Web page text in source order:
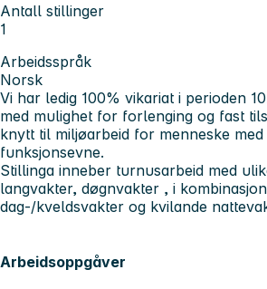
Antall stillinger
1
Arbeidsspråk
Norsk
Vi har ledig 100% vikariat i perioden
med mulighet for forlenging og fast
knytt til miljøarbeid for menneske med
funksjonsevne.
Stillinga inneber turnusarbeid med
langvakter, døgnvakter , i
dag-/kveldsvakter og kvilande
Arbeidsoppgåver